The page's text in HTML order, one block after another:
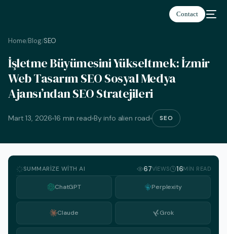
Contact
Home/Blog/SEO
İşletme Büyümesini Yükseltmek: İzmir
Web Tasarım SEO Sosyal Medya
Ajansı’ndan SEO Stratejileri
Mart 13, 2026 16 min read By info alien road SEO
SUMMARIZE WITH AI 67VIEWS 16MIN READ
ChatGPT Perplexity
Claude Grok
Türkçe